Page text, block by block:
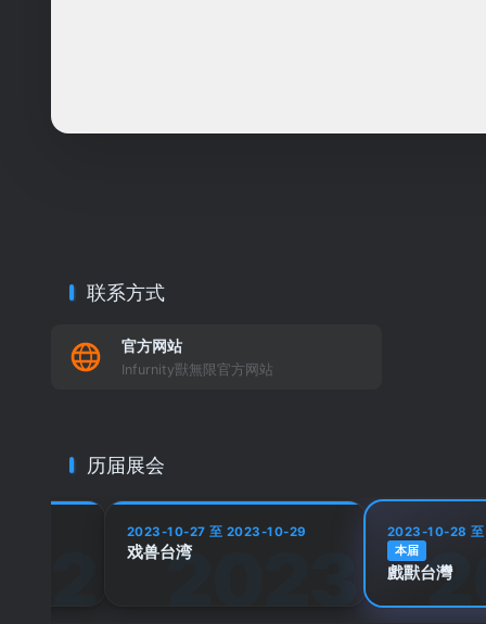
联系方式
官方网站
Infurnity獸無限官方网站
历届展会
2023-10-27 至 2023-10-29
戏兽台湾
2023-10-28
本届
戲獸台灣